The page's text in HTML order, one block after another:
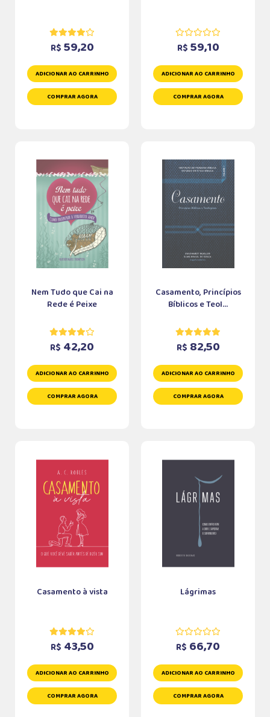
R$ 59,20
ADICIONAR AO CARRINHO
COMPRAR AGORA
R$ 59,10
ADICIONAR AO CARRINHO
COMPRAR AGORA
Nem Tudo que Cai na
Rede é Peixe
R$ 42,20
ADICIONAR AO CARRINHO
COMPRAR AGORA
Casamento, Princípios
Bíblicos e Teol...
R$ 82,50
ADICIONAR AO CARRINHO
COMPRAR AGORA
Casamento à vista
R$ 43,50
ADICIONAR AO CARRINHO
COMPRAR AGORA
Lágrimas
R$ 66,70
ADICIONAR AO CARRINHO
COMPRAR AGORA